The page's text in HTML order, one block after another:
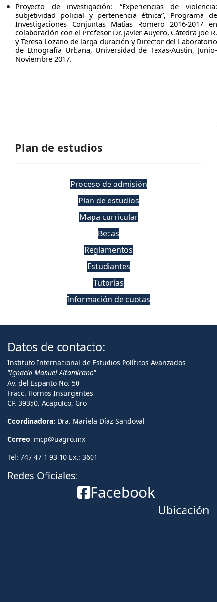
Proyecto de investigación: “Experiencias de violencia:
subjetividad policial y pertenencia étnica”, Programa de
Investigaciones Conjuntas Matías Romero 2016-2017 en
colaboración con el Profesor Dr. Javier Auyero, Cátedra Joe R.
y Teresa Lozano de larga duración y Director del Laboratorio
de Etnografía Urbana, Universidad de Texas-Austin, Junio-
Noviembre 2017.
Plan de estudios
Proceso de admisión
Plan de estudios
Mapa curricular
Becas
Reglamentos
Estudiantes
Tutorías
Información de cuotas
Datos de contacto:
Instituto Internacional de Estudios Políticos Avanzados
"Ignacio Manuel Altamirano"
Av. del Espanto No. 50
Fracc. Hornos Insurgentes
CP. 39350. Acapulco, Gro
Coordinadora: Dra. Mariela Díaz Sandoval
Correo: mcp@uagro.mx
Tel: 747 47 1 93 10 Ext: 3601
Redes Oficiales:
Facebook
Ubicación